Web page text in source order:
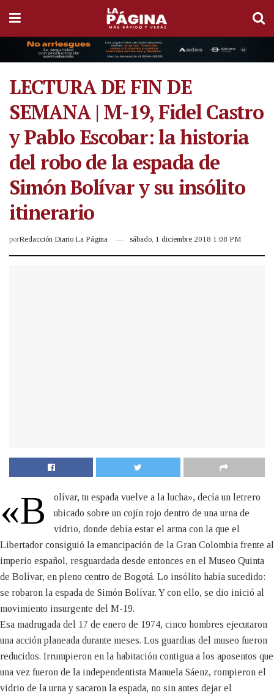
LECTURA DE FIN DE
SEMANA | M-19, Fidel Castro
y Pablo Escobar: la historia
del robo de la espada de
Simón Bolívar y su insólito
itinerario
porRedacción Diario La Página sábado, 1 diciembre 2018 1:08 PM
«B
olívar, tu espada vuelve a la lucha», decía un letrero
ubicado sobre un cojín rojo dentro de una urna de
vidrio, donde debía estar el arma con la que el
Libertador consiguió la emancipación de la Gran Colombia frente al
imperio español, resguardada desde entonces en el Museo Quinta
de Bolívar, en pleno centro de Bogotá. Lo insólito había sucedido:
se robaron la espada de Simón Bolívar. Y con ello, se dio inició al
movimiento insurgente del M-19.
Esa madrugada del 17 de enero de 1974, cinco hombres ejecutaron
una acción planeada durante meses. Los guardias del museo fueron
reducidos. Irrumpieron en la habitación contigua a los aposentos que
una vez fueron de la independentista Manuela Sáenz, rompieron el
vidrio de la urna y sacaron la espada, no sin antes dejar el